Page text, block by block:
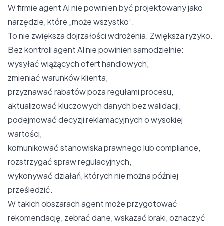
W firmie agent AI nie powinien być projektowany jako
narzędzie, które „może wszystko”.
To nie zwiększa dojrzałości wdrożenia. Zwiększa ryzyko.
Bez kontroli agent AI nie powinien samodzielnie:
wysyłać wiążących ofert handlowych,
zmieniać warunków klienta,
przyznawać rabatów poza regułami procesu,
aktualizować kluczowych danych bez walidacji,
podejmować decyzji reklamacyjnych o wysokiej
wartości,
komunikować stanowiska prawnego lub compliance,
rozstrzygać spraw regulacyjnych,
wykonywać działań, których nie można później
prześledzić.
W takich obszarach agent może przygotować
rekomendację, zebrać dane, wskazać braki, oznaczyć